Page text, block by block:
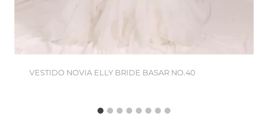
VESTIDO NOVIA ELLY BRIDE BASAR NO.40